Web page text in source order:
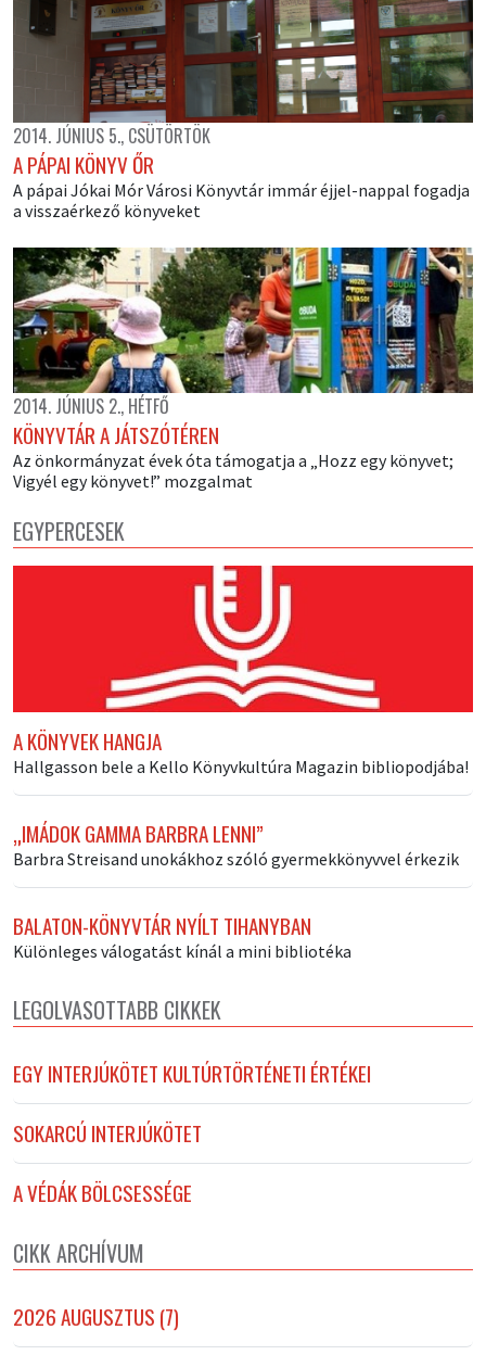
2014. JÚNIUS 5., CSÜTÖRTÖK
A PÁPAI KÖNYV ŐR
A pápai Jókai Mór Városi Könyvtár immár éjjel-nappal fogadja
a visszaérkező könyveket
2014. JÚNIUS 2., HÉTFŐ
KÖNYVTÁR A JÁTSZÓTÉREN
Az önkormányzat évek óta támogatja a „Hozz egy könyvet;
Vigyél egy könyvet!” mozgalmat
EGYPERCESEK
A KÖNYVEK HANGJA
Hallgasson bele a Kello Könyvkultúra Magazin bibliopodjába!
„IMÁDOK GAMMA BARBRA LENNI”
Barbra Streisand unokákhoz szóló gyermekkönyvvel érkezik
BALATON-KÖNYVTÁR NYÍLT TIHANYBAN
Különleges válogatást kínál a mini bibliotéka
LEGOLVASOTTABB CIKKEK
EGY INTERJÚKÖTET KULTÚRTÖRTÉNETI ÉRTÉKEI
SOKARCÚ INTERJÚKÖTET
A VÉDÁK BÖLCSESSÉGE
CIKK ARCHÍVUM
2026 AUGUSZTUS (7)